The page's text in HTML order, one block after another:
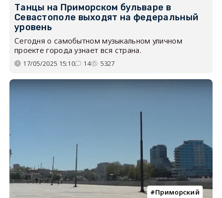
Танцы на Приморском бульваре в
Севастополе выходят на федеральный
уровень
Сегодня о самобытном музыкальном уличном
проекте города узнает вся страна.
17/05/2025 15:10 14 5327
Приморский